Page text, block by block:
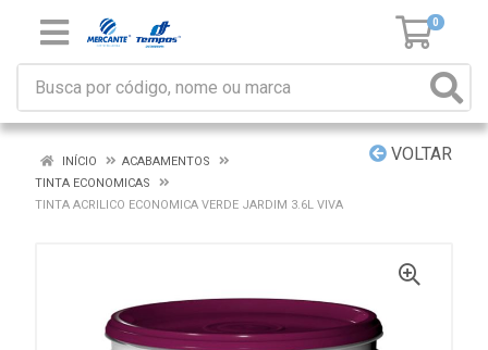
0
VOLTAR
INÍCIO
ACABAMENTOS
TINTA ECONOMICAS
TINTA ACRILICO ECONOMICA VERDE JARDIM 3.6L VIVA